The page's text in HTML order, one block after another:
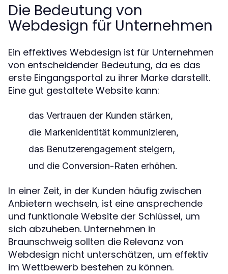
Die Bedeutung von
Webdesign für Unternehmen
Ein effektives Webdesign ist für Unternehmen
von entscheidender Bedeutung, da es das
erste Eingangsportal zu ihrer Marke darstellt.
Eine gut gestaltete Website kann:
das Vertrauen der Kunden stärken,
die Markenidentität kommunizieren,
das Benutzerengagement steigern,
und die Conversion-Raten erhöhen.
In einer Zeit, in der Kunden häufig zwischen
Anbietern wechseln, ist eine ansprechende
und funktionale Website der Schlüssel, um
sich abzuheben. Unternehmen in
Braunschweig sollten die Relevanz von
Webdesign nicht unterschätzen, um effektiv
im Wettbewerb bestehen zu können.